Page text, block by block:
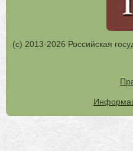
(с) 2013-2026 Российская